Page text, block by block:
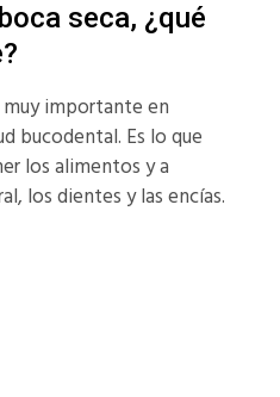
seca, ¿qué
muy importante en
bucodental. Es lo que
los alimentos y a
los dientes y las encías.